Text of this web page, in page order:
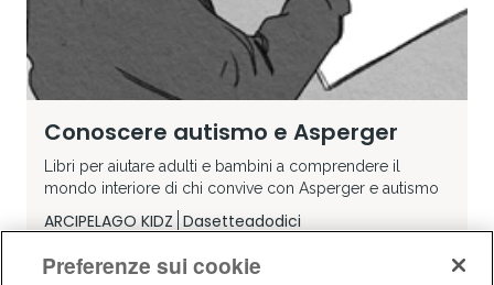
Conoscere autismo e Asperger
Libri per aiutare adulti e bambini a comprendere il
mondo interiore di chi convive con Asperger e autismo
ARCIPELAGO KIDZ Dasetteadodici
Preferenze sui cookie